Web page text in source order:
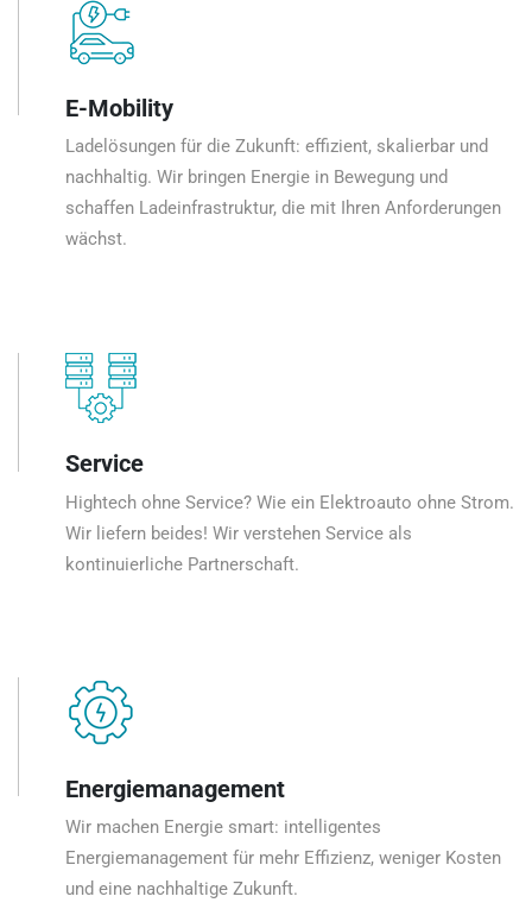
E-Mobility
Ladelösungen für die Zukunft: effizient, skalierbar und
nachhaltig. Wir bringen Energie in Bewegung und
schaffen Ladeinfrastruktur, die mit Ihren Anforderungen
wächst.
Service
Hightech ohne Service? Wie ein Elektroauto ohne Strom.
Wir liefern beides! Wir verstehen Service als
kontinuierliche Partnerschaft.
Energiemanagement
Wir machen Energie smart: intelligentes
Energiemanagement für mehr Effizienz, weniger Kosten
und eine nachhaltige Zukunft.